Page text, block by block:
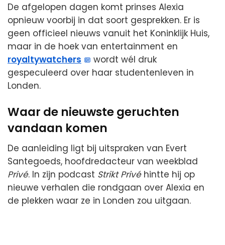
De afgelopen dagen komt prinses Alexia
opnieuw voorbij in dat soort gesprekken. Er is
geen officieel nieuws vanuit het Koninklijk Huis,
maar in de hoek van entertainment en
royaltywatchers
wordt wél druk
gespeculeerd over haar studentenleven in
Londen.
Waar de nieuwste geruchten
vandaan komen
De aanleiding ligt bij uitspraken van Evert
Santegoeds, hoofdredacteur van weekblad
Privé. In zijn podcast Strikt Privéhintte hij op
nieuwe verhalen die rondgaan over Alexia en
de plekken waar ze in Londen zou uitgaan.